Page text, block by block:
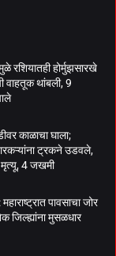
रशियातही होर्मुझसारखे
वाहतूक थांबली, 9
काळाचा घाला;
ट्रकने उडवले,
मृत्यू, 4 जखमी
पावसाचा जोर
जिल्ह्यांना मुसळधार